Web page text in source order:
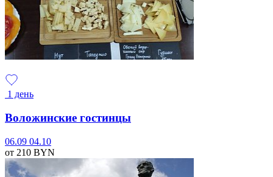
1 день
Воложинские гостинцы
06.09 04.10
от 210 BYN